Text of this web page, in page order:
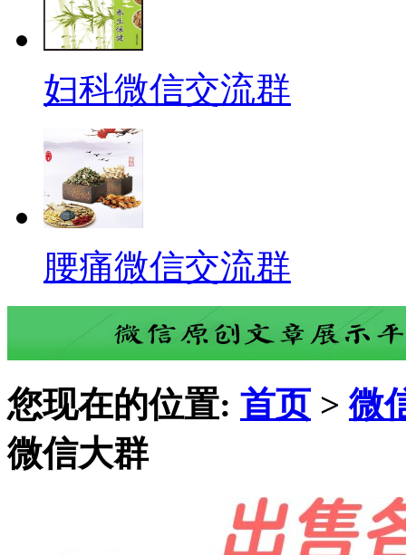
妇科微信交流群
腰痛微信交流群
您现在的位置: 首页 >微
微信大群